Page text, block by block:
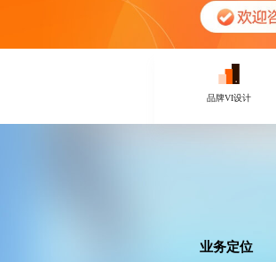
品牌VI设计
业务定位